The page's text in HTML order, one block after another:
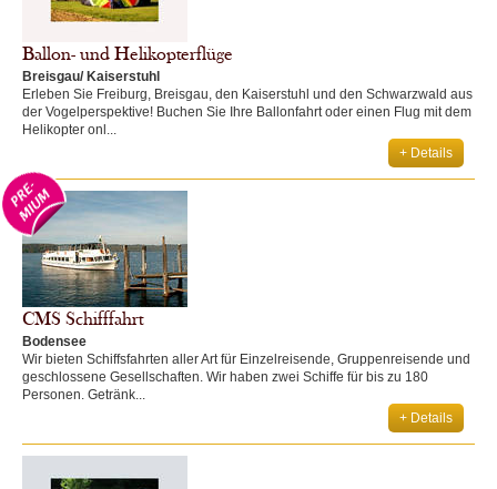
Ballon- und Helikopterflüge
Breisgau/ Kaiserstuhl
Erleben Sie Freiburg, Breisgau, den Kaiserstuhl und den Schwarzwald aus
der Vogelperspektive! Buchen Sie Ihre Ballonfahrt oder einen Flug mit dem
Helikopter onl...
+ Details
CMS Schifffahrt
Bodensee
Wir bieten Schiffsfahrten aller Art für Einzelreisende, Gruppenreisende und
geschlossene Gesellschaften. Wir haben zwei Schiffe für bis zu 180
Personen. Getränk...
+ Details